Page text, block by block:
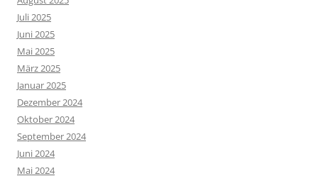
Juli 2025
Juni 2025
Mai 2025
März 2025
Januar 2025
Dezember 2024
Oktober 2024
September 2024
Juni 2024
Mai 2024